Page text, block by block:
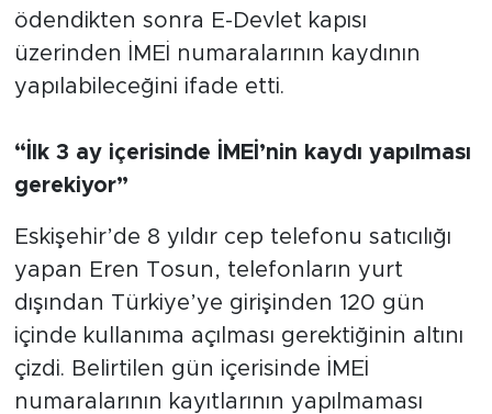
ödendikten sonra E-Devlet kapısı
üzerinden İMEİ numaralarının kaydının
yapılabileceğini ifade etti.
“İlk 3 ay içerisinde İMEİ’nin kaydı yapılması
gerekiyor”
Eskişehir’de 8 yıldır cep telefonu satıcılığı
yapan Eren Tosun, telefonların yurt
dışından Türkiye’ye girişinden 120 gün
içinde kullanıma açılması gerektiğinin altını
çizdi. Belirtilen gün içerisinde İMEİ
numaralarının kayıtlarının yapılmaması